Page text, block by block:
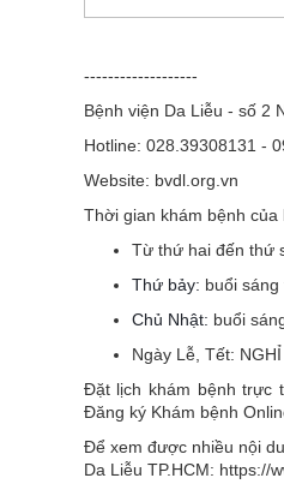
-------------------
Bệnh viện Da Liễu - số 2
Hotline: 028.39308131 -
Website: bvdl.org.vn
Thời gian khám bệnh của
Từ thứ hai đến thứ
Thứ bảy: buổi
Chủ Nhật: buổi
Ngày Lễ, Tết: NGHỈ
Đặt lịch khám bệnh trực
Đăng ký Khám bệnh
Để xem được nhiều nội
Da Liễu TP.HCM: https://